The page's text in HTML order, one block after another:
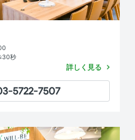
30秒
：
5722-7507
詳しく見る